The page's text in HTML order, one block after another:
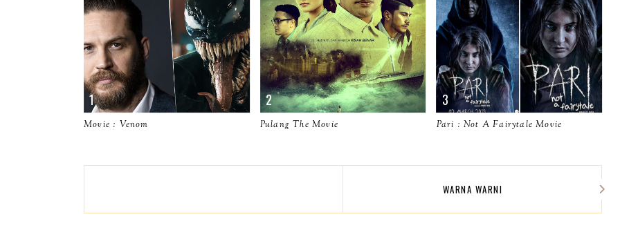
Movie : Venom Pulang The Movie Pari : Not A Fairytale Movie
WARNA WARNI